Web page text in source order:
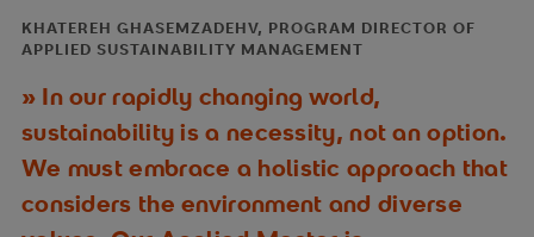
In our rapidly changing world,
sustainability is a necessity, not an option.
We must embrace a holistic approach that
considers the environment and diverse
KHATEREH GHASEMZADEHV, PROGRAM DIRECTOR OF
APPLIED SUSTAINABILITY MANAGEMENT